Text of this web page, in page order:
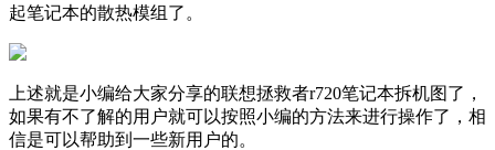
起笔记本的散热模组了。
上述就是小编给大家分享的联想拯救者r720笔记本拆机图了，
如果有不了解的用户就可以按照小编的方法来进行操作了，相
信是可以帮助到一些新用户的。